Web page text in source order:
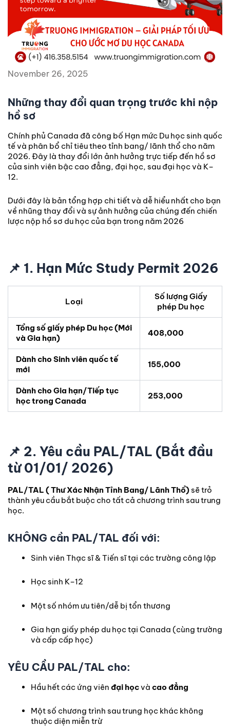
November 26, 2025
Những thay đổi quan trọng trước khi nộp
hồ sơ
Chính phủ Canada đã công bố Hạn mức Du học sinh quốc
tế và phân bổ chỉ tiêu theo tỉnh bang/ lãnh thổ cho năm
2026. Đây là thay đổi lớn ảnh hưởng trực tiếp đến hồ sơ
của sinh viên bậc cao đẳng, đại học, sau đại học và K–
12.
Dưới đây là bản tổng hợp chi tiết và dễ hiểu nhất cho bạn
về nhũng thay đổi và sự ảnh hưởng của chúng đến chiến
lược nộp hồ sơ du học của bạn trong năm 2026
📌 1. Hạn Mức Study Permit 2026
Loại
Số lượng Giấy
phép Du học
Tổng số giấy phép Du học (Mới
và Gia hạn)
408,000
Dành cho Sinh viên quốc tế
mới
155,000
Dành cho Gia hạn/Tiếp tục
học trong Canada
253,000
📌 2. Yêu cầu PAL/TAL (Bắt đầu
từ 01/01/ 2026)
PAL/TAL ( Thư Xác Nhận Tỉnh Bang/ Lãnh Thổ)sẽ trỏ
thành yêu cầu bắt buộc cho tất cả chương trình sau trung
học.
KHÔNG cần PAL/TAL đối với:
Sinh viên Thạc sĩ & Tiến sĩ tại các trường công lập
Học sinh K–12
Một số nhóm ưu tiên/dễ bị tổn thương
Gia hạn giấy phép du học tại Canada (cùng trường
và cấp cấp học)
YÊU CẦU PAL/TAL cho:
Hầu hết các ứng viên đại họcvà cao đẳng
Một số chương trình sau trung học khác không
thuộc diện miễn trừ